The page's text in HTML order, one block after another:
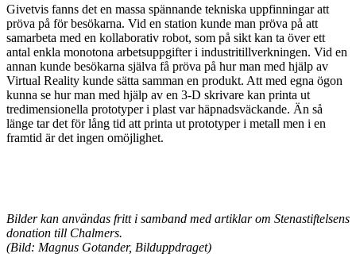
Givetvis fanns det en massa spännande tekniska uppfinningar att
pröva på för besökarna. Vid en station kunde man pröva på att
samarbeta med en kollaborativ robot, som på sikt kan ta över ett
antal enkla monotona arbetsuppgifter i industritillverkningen. Vid en
annan kunde besökarna själva få pröva på hur man med hjälp av
Virtual Reality kunde sätta samman en produkt. Att med egna ögon
kunna se hur man med hjälp av en 3-D skrivare kan printa ut
tredimensionella prototyper i plast var häpnadsväckande. Än så
länge tar det för lång tid att printa ut prototyper i metall men i en
framtid är det ingen omöjlighet.
Bilder kan användas fritt i samband med artiklar om Stenastiftelsens
donation till Chalmers.
(Bild: Magnus Gotander, Bilduppdraget)